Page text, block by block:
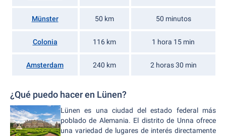
Münster 50 km 50 minutos
Colonia 116 km 1 hora 15 min
Amsterdam 240 km 2 horas 30 min
¿Qué puedo hacer en Lünen?
Lünen es una ciudad del estado federal más
poblado de Alemania. El distrito de Unna ofrece
una variedad de lugares de interés directamente